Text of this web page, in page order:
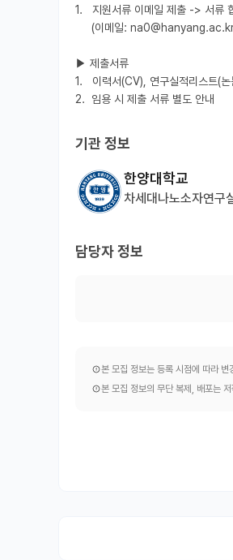
1.   지원서류 이메일 제출 -> 서류
▶ 제출서류
1.   이력서(CV), 연구실적리스트(논
2.  임용 시 제출 서류 별도 안내
기관 정보
한양대학교
차세대나노소자연
담당자 정보
본 모집 정보는 등록 시점에 따라
본 모집 정보의 무단 복제, 배포는